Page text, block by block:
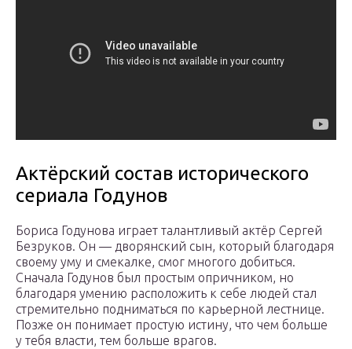
Актёрский состав исторического
сериала Годунов
Бориса Годунова играет талантливый актёр Сергей
Безруков. Он — дворянский сын, который благодаря
своему уму и смекалке, смог многого добиться.
Сначала Годунов был простым опричником, но
благодаря умению расположить к себе людей стал
стремительно подниматься по карьерной лестнице.
Позже он понимает простую истину, что чем больше
у тебя власти, тем больше врагов.